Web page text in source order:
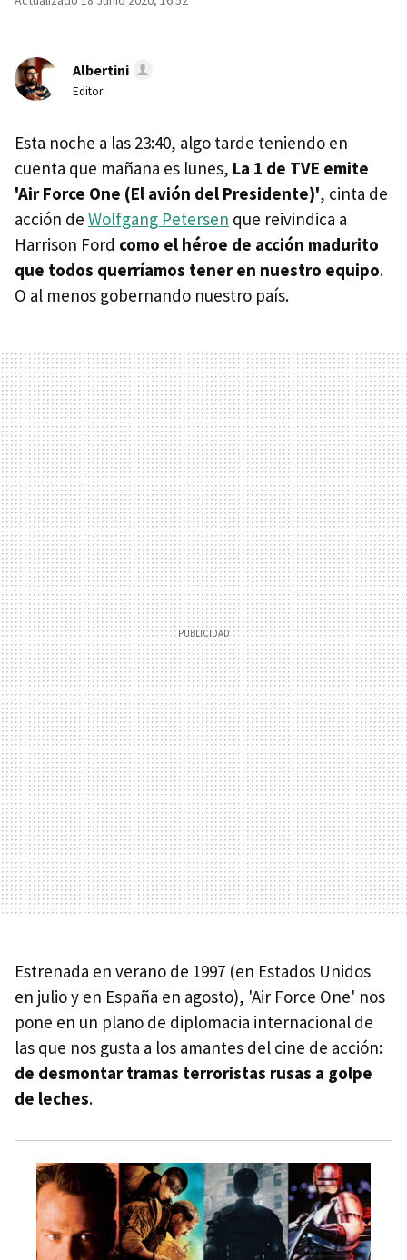
Albertini
Editor
Esta noche a las 23:40, algo tarde teniendo en
cuenta que mañana es lunes, La 1 de TVE emite
'Air Force One (El avión del Presidente)', cinta de
acción de Wolfgang Petersen que reivindica a
Harrison Ford como el héroe de acción madurito
que todos querríamos tener en nuestro equipo.
O al menos gobernando nuestro país.
Estrenada en verano de 1997 (en Estados Unidos
en julio y en España en agosto), 'Air Force One' nos
pone en un plano de diplomacia internacional de
las que nos gusta a los amantes del cine de acción:
de desmontar tramas terroristas rusas a golpe
de leches.